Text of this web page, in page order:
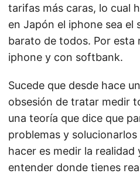
tarifas más caras, lo cual
en Japón el iphone sea el
barato de todos. Por esta
iphone y con softbank.
Sucede que desde hace
obsesión de tratar medir
una teoría que dice que
problemas y
hacer es medir la realidad
entender donde tienes